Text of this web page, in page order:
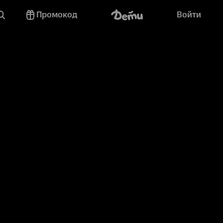
Промокод Войти